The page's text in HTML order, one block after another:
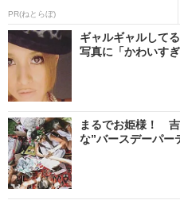
PR(ねとらぼ)
ギャルギャルして
写真に「かわいす
まるでお姫様！
な”バースデーパー